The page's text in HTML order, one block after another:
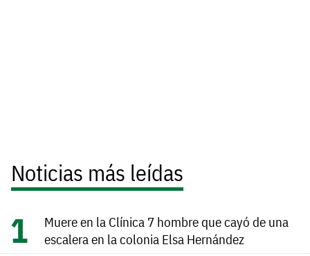
Noticias más leídas
Muere en la Clínica 7 hombre que cayó de una
escalera en la colonia Elsa Hernández